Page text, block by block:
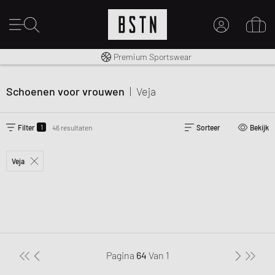
MIJN ACCOUNT
MAAK EEN ACCOUNT AAN
Gratis verzending naar NL vanaf € 100
Premium Sportswear
Schoenen voor vrouwen | Veja
Filter 1 46 resultaten Sorteer Bekijk
Veja
Pagina 64 Van 1